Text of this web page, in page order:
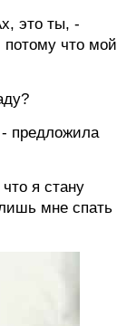
это ты, -
потому что мой
предложила
я стану
мне спать